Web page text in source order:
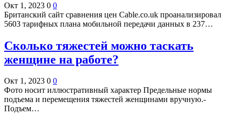
Окт 1, 2023 0 0
Британский сайт сравнения цен Cable.co.uk проанализировал
5603 тарифных плана мобильной передачи данных в 237…
Сколько тяжестей можно таскать
женщине на работе?
Окт 1, 2023 0 0
Фото носит иллюстративный характер Предельные нормы
подъема и перемещения тяжестей женщинами вручную.-
Подъем…